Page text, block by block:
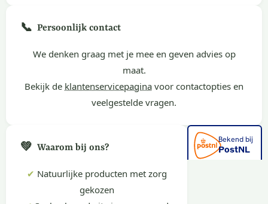
📞 Persoonlijk contact
We denken graag met je mee en geven advies op
maat.
Bekijk de klantenservicepagina voor contactopties en
veelgestelde vragen.
💚 Waarom bij ons?
✔ Natuurlijke producten met zorg
gekozen